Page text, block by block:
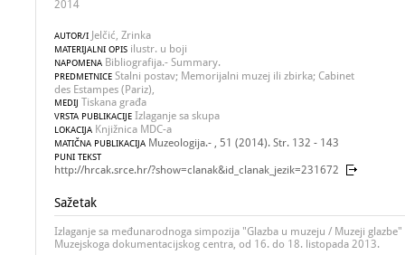
2014
AUTOR/I Jelčić, Zrinka
MATERIJALNI OPIS ilustr. u boji
NAPOMENA Bibliografija.- Summary.
PREDMETNICE Stalni postav; Memorijalni muzej ili zbirka; Cabinet
des Estampes (Pariz),
MEDIJ Tiskana građa
VRSTA PUBLIKACIJE Izlaganje sa skupa
LOKACIJA Knjižnica MDC-a
MATIČNA PUBLIKACIJA Muzeologija.- , 51 (2014). Str. 132 - 143
PUNI TEKST
http://hrcak.srce.hr/?show=clanak&id_clanak_jezik=231672
Sažetak
Izlaganje sa međunarodnoga simpozija "Glazba u muzeju / Muzeji
Muzejskoga dokumentacijskog centra, od 16. do 18. listopada 2013.